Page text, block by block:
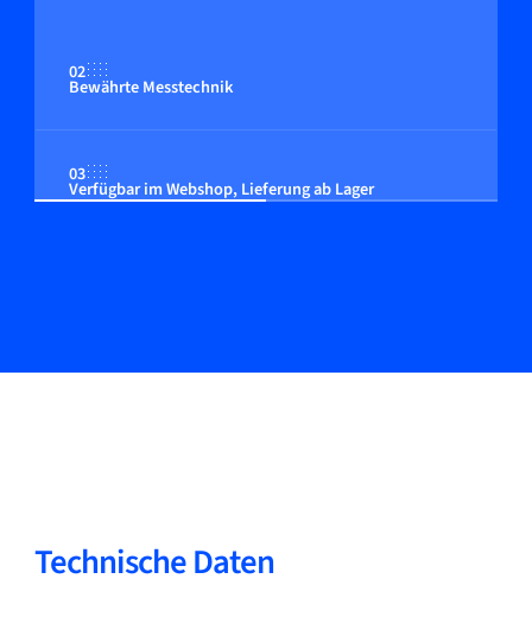
02
Bewährte Messtechnik
03
Verfügbar im Webshop, Lieferung ab Lager
Technische Daten